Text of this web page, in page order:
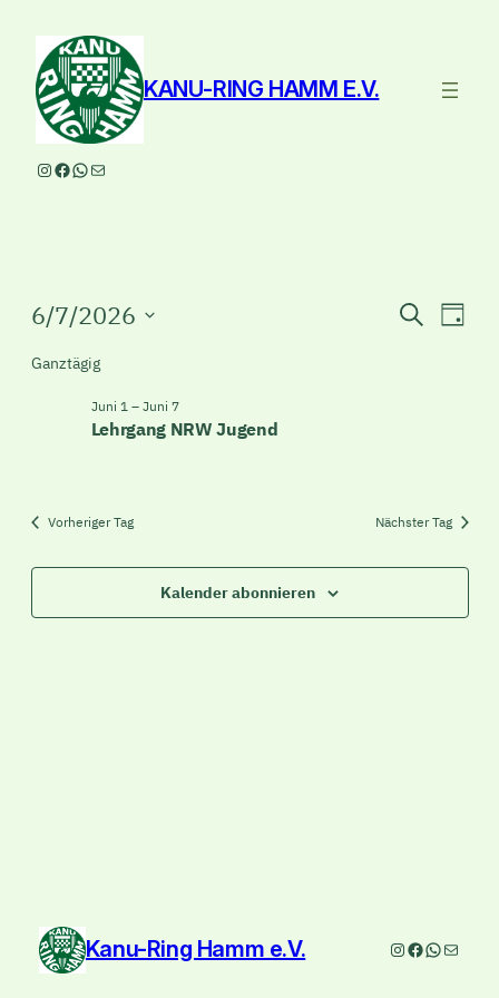
KANU-RING HAMM E.V.
Instagram
Facebook
WhatsApp
E-Mail
Veranstaltungen
für
Juni
SucheTag
6/7/2026
wählen.
Ganztägig
Lehrgang NRW Jugend
Juni 1– Juni 7
Vorheriger Tag Nächster Tag
Kalender abonnieren
Kanu-Ring Hamm e.V. Instagram
Facebook
E-Mail